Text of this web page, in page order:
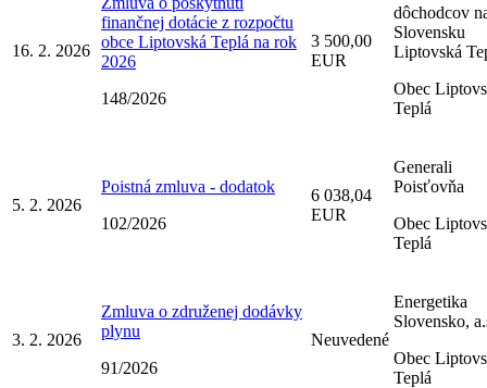
16. 2. 2026
finančnej dotácie z rozpočtu
obce Liptovská Teplá na rok
2026
148/2026
3 500,00
EUR
dôchodcov
Slovensku
Liptovská
Obec
Teplá
5. 2. 2026
Poistná zmluva - dodatok
102/2026
6 038,04
EUR
Generali
Poisťovňa
Obec
Teplá
3. 2. 2026
Zmluva o združenej dodávky
plynu
91/2026
Neuvedené
Energetika
Slovensko,
Obec
Teplá